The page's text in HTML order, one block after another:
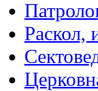
Раскол,